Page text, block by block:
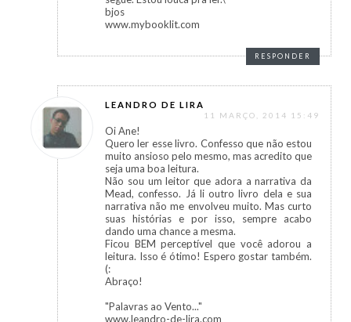
bjos
www.mybooklit.com
RESPONDER
LEANDRO DE LIRA
11 MARÇO, 2014 15:49
Oi Ane!
Quero ler esse livro. Confesso que não estou
muito ansioso pelo mesmo, mas acredito que
seja uma boa leitura.
Não sou um leitor que adora a narrativa da
Mead, confesso. Já li outro livro dela e sua
narrativa não me envolveu muito. Mas curto
suas histórias e por isso, sempre acabo
dando uma chance a mesma.
Ficou BEM perceptível que você adorou a
leitura. Isso é ótimo! Espero gostar também.
(:
Abraço!
"Palavras ao Vento..."
www.leandro-de-lira.com